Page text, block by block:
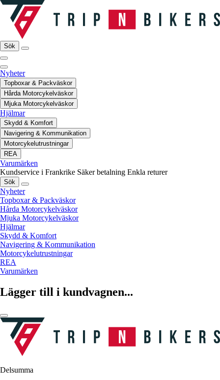
Sök
Nyheter
Topboxar & Packväskor
Hårda Motorcykelväskor
Mjuka Motorcykelväskor
Hjälmar
Skydd & Komfort
Navigering & Kommunikation
Motorcykelutrustningar
REA
Varumärken
Kundservice i Frankrike Säker betalning Enkla returer
Sök
Nyheter
Topboxar & Packväskor
Hårda Motorcykelväskor
Mjuka Motorcykelväskor
Hjälmar
Skydd & Komfort
Navigering & Kommunikation
Motorcykelutrustningar
REA
Varumärken
Lägger till i kundvagnen...
Delsumma